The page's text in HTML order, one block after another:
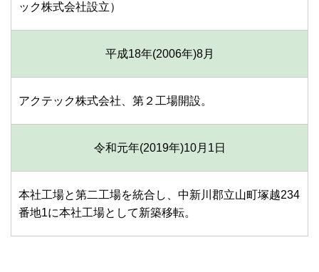
ック株式会社設立）
平成18年(2006年)8月
アクテック株式会社、第２工場開設。
令和元年(2019年)10月1日
本社工場と第二工場を統合し、中新川郡立山町塚越234
番地1に本社工場として新築移転。